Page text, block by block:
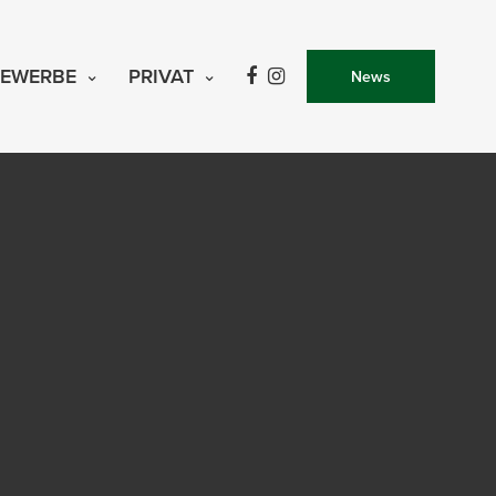
PRIVAT News